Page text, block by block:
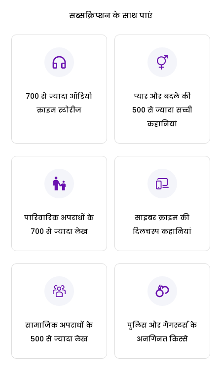
सब्सक्रिप्शन के साथ पाएं
700 से ज्यादा ऑडियो
क्राइम स्टोरीज
प्यार और बदले की
500 से ज्यादा सच्ची
कहानियां
पारिवारिक अपराधों के
700 से ज्यादा लेख
साइबर क्राइम की
दिलचस्प कहानियां
सामाजिक अपराधों के
500 से ज्यादा लेख
पुलिस और गैंगस्टर्स के
अनगिनत किस्से